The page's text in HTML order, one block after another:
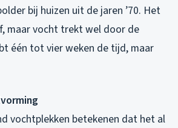
bij huizen uit de jaren ’70. Het
maar vocht trekt wel door de
één tot vier weken de tijd, maar
vochtplekken betekenen dat het al